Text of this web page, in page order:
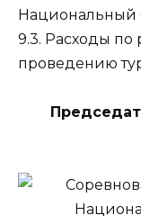
Национальный
9.3. Расходы по
проведению